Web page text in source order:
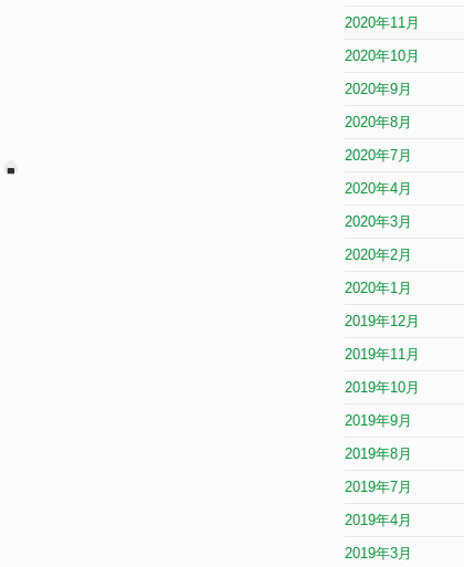
2020年11月
2020年10月
2020年9月
2020年8月
2020年7月
2020年4月
2020年3月
2020年2月
2020年1月
2019年12月
2019年11月
2019年10月
2019年9月
2019年8月
2019年7月
2019年4月
2019年3月